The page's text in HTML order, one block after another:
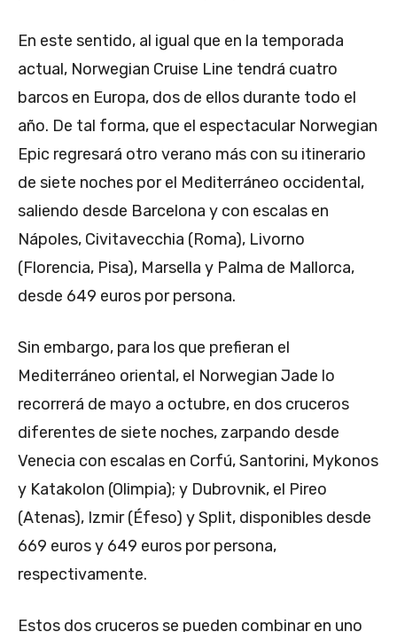
En este sentido, al igual que en la temporada
actual, Norwegian Cruise Line tendrá cuatro
barcos en Europa, dos de ellos durante todo el
año. De tal forma, que el espectacular Norwegian
Epic regresará otro verano más con su itinerario
de siete noches por el Mediterráneo occidental,
saliendo desde Barcelona y con escalas en
Nápoles, Civitavecchia (Roma), Livorno
(Florencia, Pisa), Marsella y Palma de Mallorca,
desde 649 euros por persona.
Sin embargo, para los que prefieran el
Mediterráneo oriental, el Norwegian Jade lo
recorrerá de mayo a octubre, en dos cruceros
diferentes de siete noches, zarpando desde
Venecia con escalas en Corfú, Santorini, Mykonos
y Katakolon (Olimpia); y Dubrovnik, el Pireo
(Atenas), Izmir (Éfeso) y Split, disponibles desde
669 euros y 649 euros por persona,
respectivamente.
Estos dos cruceros se pueden combinar en uno